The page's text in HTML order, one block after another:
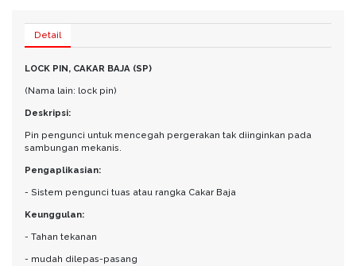
Detail
LOCK PIN, CAKAR BAJA (SP)
(Nama lain: lock pin)
Deskripsi:
Pin pengunci untuk mencegah pergerakan tak diinginkan pada
sambungan mekanis.
Pengaplikasian:
- Sistem pengunci tuas atau rangka Cakar Baja
Keunggulan:
- Tahan tekanan
- mudah dilepas-pasang